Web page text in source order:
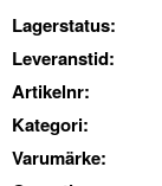
Lagerstatus:
Leveranstid:
Artikelnr:
Kategori:
Varumärke: